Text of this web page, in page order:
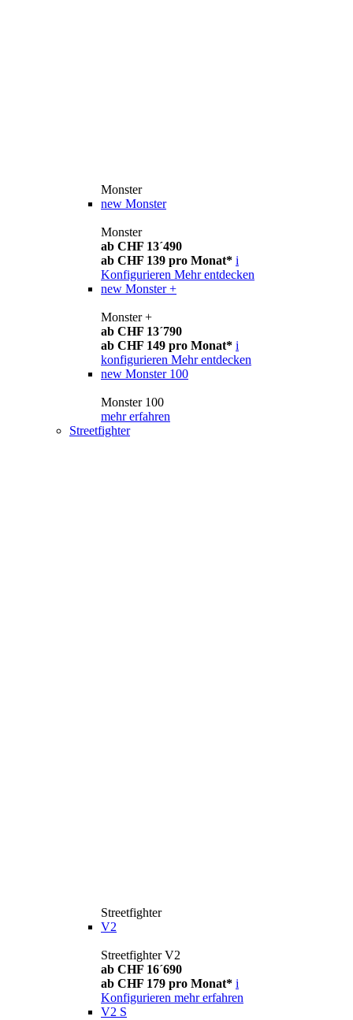
Monster
new Monster
Monster
ab CHF 13´490
ab CHF 139 pro Monat* i
Konfigurieren Mehr entdecken
new Monster +
Monster +
ab CHF 13´790
ab CHF 149 pro Monat* i
konfigurieren Mehr entdecken
new Monster 100
Monster 100
mehr erfahren
Streetfighter
Streetfighter
V2
Streetfighter V2
ab CHF 16´690
ab CHF 179 pro Monat* i
Konfigurieren mehr erfahren
V2 S